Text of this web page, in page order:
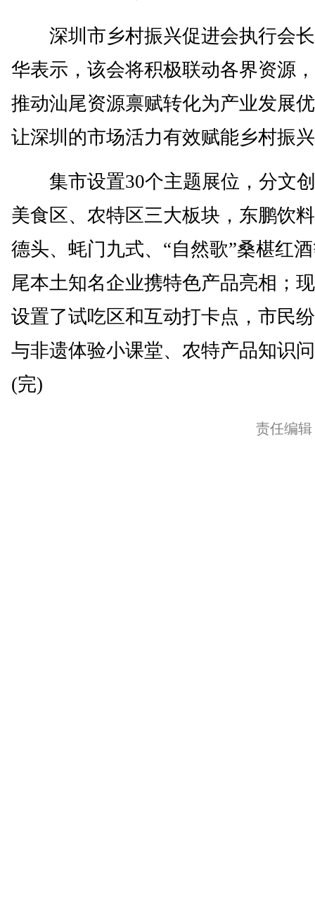
深圳市乡村振兴促进会执行会
华表示，该会将积极联动各界资源
推动汕尾资源禀赋转化为产业发展
让深圳的市场活力有效赋能乡村振
集市设置30个主题展位，分文
美食区、农特区三大板块，东鹏饮
德头、蚝门九式、“自然歌”桑椹红
尾本土知名企业携特色产品亮相；
设置了试吃区和互动打卡点，市民
与非遗体验小课堂、农特产品知识
(完)
责任编